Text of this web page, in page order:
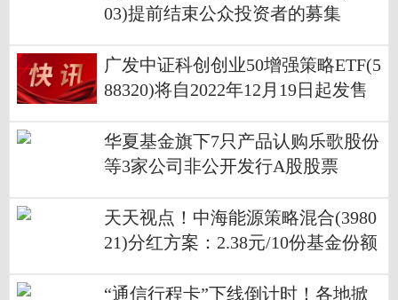
03)提前结束公众投资者的募集
广发中证科创创业50增强策略ETF(5
88320)将自2022年12月19日起发售
华夏基金旗下7只产品认购乐歌股份
等3家公司非公开发行A股股票
天天视点！中海能源策略混合(3980
21)分红方案：2.38元/10份基金份额
“通信行程卡”下线倒计时！各地掀